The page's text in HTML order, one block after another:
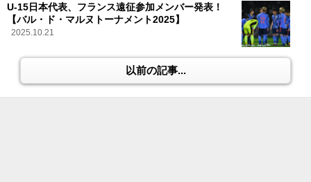
U-15日本代表、フランス遠征参加メンバー発表！
【バル・ド・マルヌトーナメント2025】
2025.10.21
以前の記事...